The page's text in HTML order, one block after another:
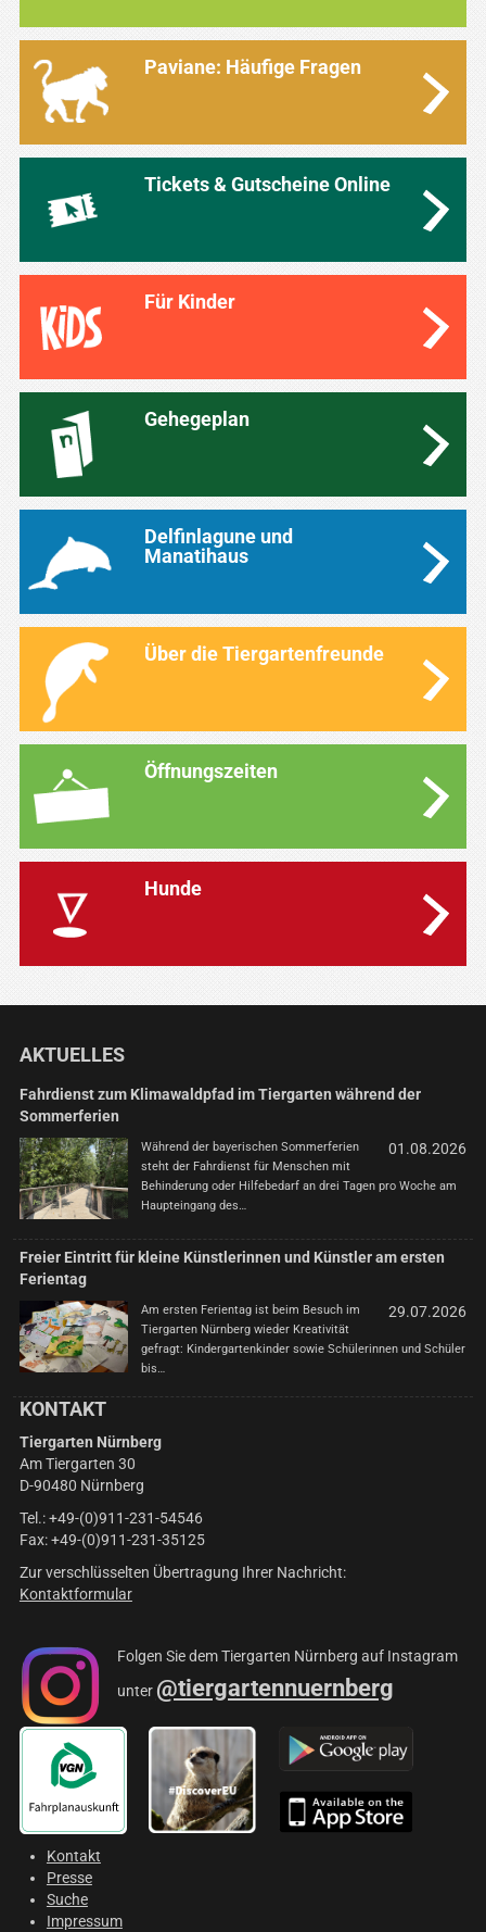
Paviane: Häufige Fragen
Tickets & Gutscheine Online
Für Kinder
Gehegeplan
Delfinlagune und
Manatihaus
Über die Tiergartenfreunde
Öffnungszeiten
Hunde
AKTUELLES
Fahrdienst zum Klimawaldpfad im Tiergarten während der
Sommerferien
01.08.2026
Während der bayerischen Sommerferien
steht der Fahrdienst für Menschen mit
Behinderung oder Hilfebedarf an drei Tagen pro Woche am
Haupteingang des…
Freier Eintritt für kleine Künstlerinnen und Künstler am ersten
Ferientag
29.07.2026
Am ersten Ferientag ist beim Besuch im
Tiergarten Nürnberg wieder Kreativität
gefragt: Kindergartenkinder sowie Schülerinnen und Schüler
bis…
KONTAKT
Tiergarten Nürnberg
Am Tiergarten 30
D-90480 Nürnberg
Tel.: +49-(0)911-231-54546
Fax: +49-(0)911-231-35125
Zur verschlüsselten Übertragung Ihrer Nachricht:
Kontaktformular
Folgen Sie dem Tiergarten Nürnberg auf Instagram
unter @tiergartennuernberg
Kontakt
Presse
Suche
Impressum